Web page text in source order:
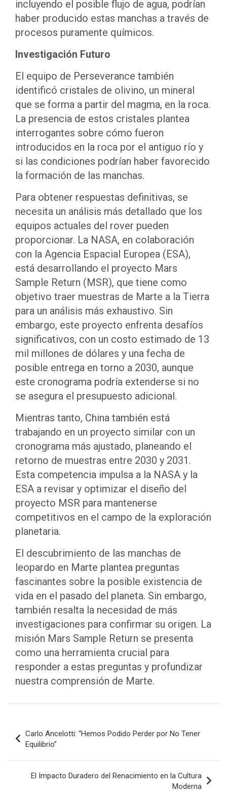
incluyendo el posible flujo de agua, podrían
haber producido estas manchas a través de
procesos puramente químicos.
Investigación Futuro
El equipo de Perseverance también
identificó cristales de olivino, un mineral
que se forma a partir del magma, en la roca.
La presencia de estos cristales plantea
interrogantes sobre cómo fueron
introducidos en la roca por el antiguo río y
si las condiciones podrían haber favorecido
la formación de las manchas.
Para obtener respuestas definitivas, se
necesita un análisis más detallado que los
equipos actuales del rover pueden
proporcionar. La NASA, en colaboración
con la Agencia Espacial Europea (ESA),
está desarrollando el proyecto Mars
Sample Return (MSR), que tiene como
objetivo traer muestras de Marte a la Tierra
para un análisis más exhaustivo. Sin
embargo, este proyecto enfrenta desafíos
significativos, con un costo estimado de 13
mil millones de dólares y una fecha de
posible entrega en torno a 2030, aunque
este cronograma podría extenderse si no
se asegura el presupuesto adicional.
Mientras tanto, China también está
trabajando en un proyecto similar con un
cronograma más ajustado, planeando el
retorno de muestras entre 2030 y 2031.
Esta competencia impulsa a la NASA y la
ESA a revisar y optimizar el diseño del
proyecto MSR para mantenerse
competitivos en el campo de la exploración
planetaria.
El descubrimiento de las manchas de
leopardo en Marte plantea preguntas
fascinantes sobre la posible existencia de
vida en el pasado del planeta. Sin embargo,
también resalta la necesidad de más
investigaciones para confirmar su origen. La
misión Mars Sample Return se presenta
como una herramienta crucial para
responder a estas preguntas y profundizar
nuestra comprensión de Marte.
de
entradas
Carlo Ancelotti: “Hemos Podido Perder por No Tener
Equilibrio”
El Impacto Duradero del Renacimiento en la Cultura
Moderna